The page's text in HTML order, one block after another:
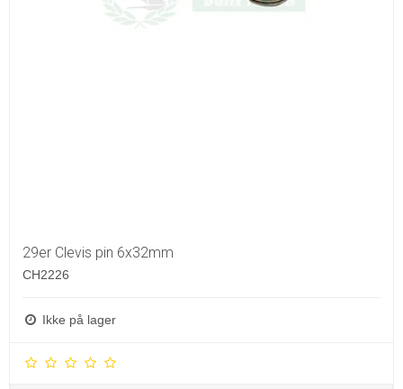
29er Clevis pin 6x32mm
CH2226
Ikke på lager